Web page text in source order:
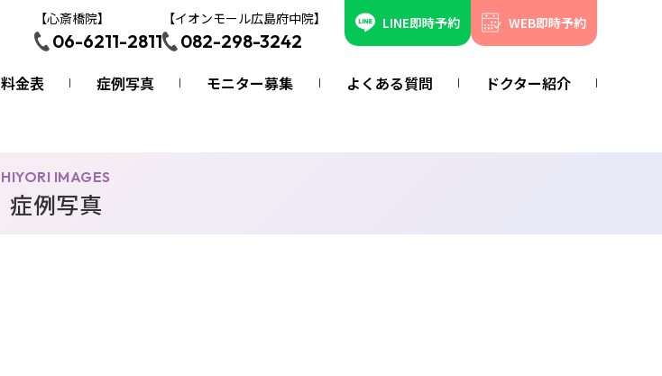
【心斎橋院】
06-6211-2811
【イオンモール広島府中院】
082-298-3242
LINE即時予約 WEB即時予約
料金表 症例写真 モニター募集 よくある質問 ドクター紹介
HIYORI IMAGES
症例写真